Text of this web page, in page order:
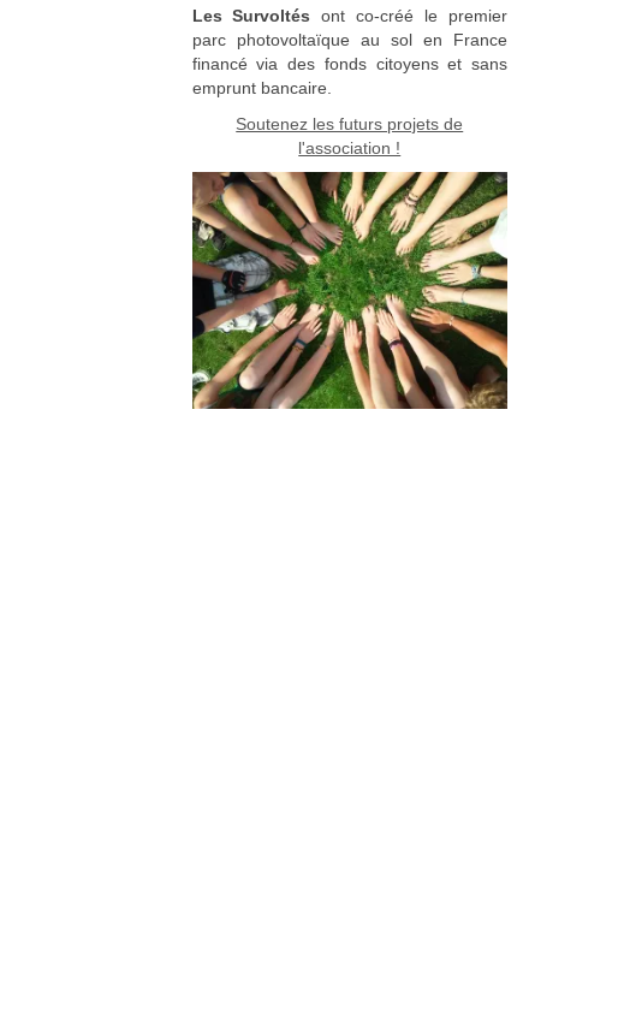
Les Survoltés ont co-créé le premier
parc photovoltaïque au sol en France
financé via des fonds citoyens et sans
emprunt bancaire.
Soutenez les futurs projets de
l'association !